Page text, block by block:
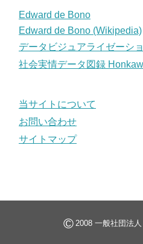
Edward de Bono
Edward de Bono (Wikipedia)
データビジュアライゼーシ
社会実情データ図録
当サイトについて
お問い合わせ
サイトマップ
© 2008 一般社団法